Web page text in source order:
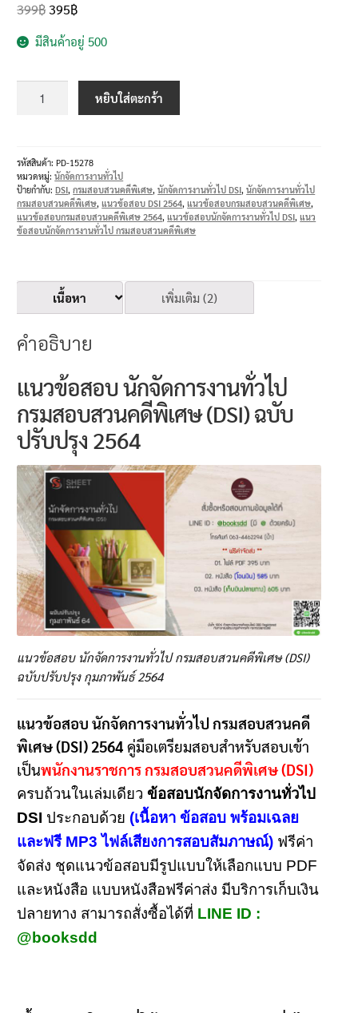
399฿ 395฿
มีสินค้าอยู่ 500
หยิบใส่ตะกร้า
รหัสสินค้า:PD-15278
หมวดหมู่:นักจัดการงานทั่วไป
ป้ายกำกับ:DSI,กรมสอบสวนคดีพิเศษ,นักจัดการงานทั่วไป DSI,นักจัดการงานทั่วไป
กรมสอบสวนคดีพิเศษ,แนวข้อสอบ DSI 2564,แนวข้อสอบกรมสอบสวนคดีพิเศษ,
แนวข้อสอบกรมสอบสวนคดีพิเศษ 2564,แนวข้อสอบนักจัดการงานทั่วไป DSI,แนว
ข้อสอบนักจัดการงานทั่วไป กรมสอบสวนคดีพิเศษ
เนื้อหา เพิ่มเติม (2)
คำอธิบาย
แนวข้อสอบ นักจัดการงานทั่วไป
กรมสอบสวนคดีพิเศษ (DSI) ฉบับ
ปรับปรุง 2564
แนวข้อสอบ นักจัดการงานทั่วไป กรมสอบสวนคดีพิเศษ (DSI)
ฉบับปรับปรุง กุมภาพันธ์ 2564
แนวข้อสอบ นักจัดการงานทั่วไป กรมสอบสวนคดี
พิเศษ (DSI) 2564 คู่มือเตรียมสอบสำหรับสอบเข้า
เป็นพนักงานราชการ กรมสอบสวนคดีพิเศษ (DSI)
ครบถ้วนในเล่มเดียว ข้อสอบนักจัดการงานทั่วไป
DSI ประกอบด้วย (เนื้อหา ข้อสอบ พร้อมเฉลย
และฟรี MP3 ไฟล์เสียงการสอบสัมภาษณ์) ฟรีค่า
จัดส่ง ชุดแนวข้อสอบมีรูปแบบให้เลือกแบบ PDF
และหนังสือ แบบหนังสือฟรีค่าส่ง มีบริการเก็บเงิน
ปลายทาง สามารถสั่งซื้อได้ที่ LINE ID :
@booksdd